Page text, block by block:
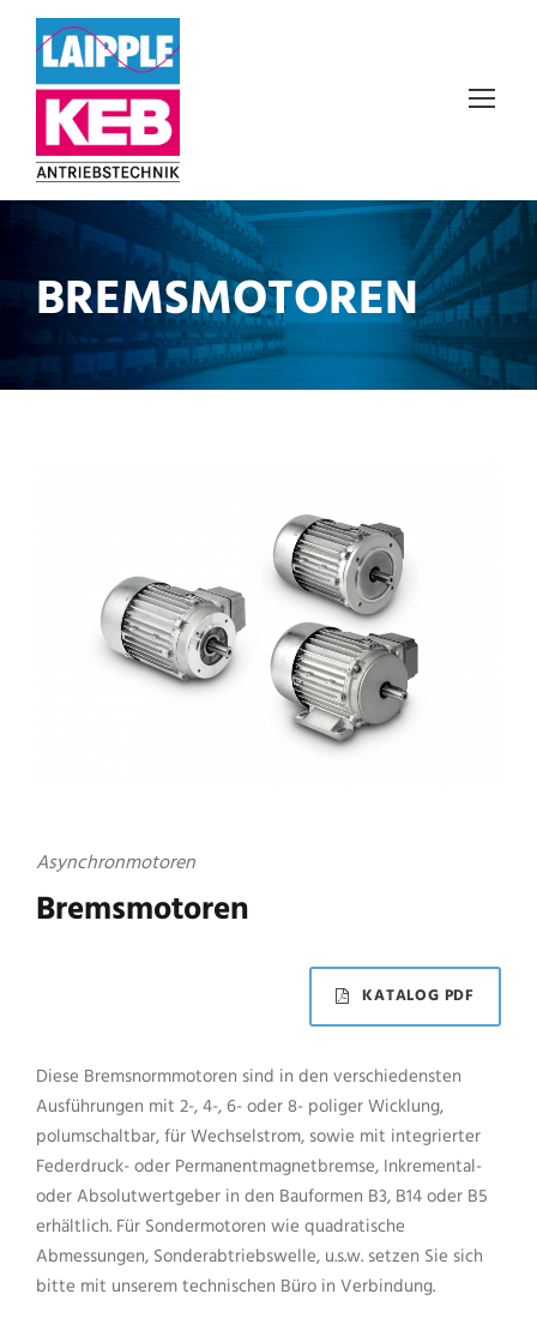
BREMSMOTOREN
Asynchronmotoren
Bremsmotoren
KATALOG PDF
Diese Bremsnormmotoren sind in den verschiedensten
Ausführungen mit 2-, 4-, 6- oder 8- poliger Wicklung,
polumschaltbar, für Wechselstrom, sowie mit integrierter
Federdruck- oder Permanentmagnetbremse, Inkremental-
oder Absolutwertgeber in den Bauformen B3, B14 oder B5
erhältlich. Für Sondermotoren wie quadratische
Abmessungen, Sonderabtriebswelle, u.s.w. setzen Sie sich
bitte mit unserem technischen Büro in Verbindung.